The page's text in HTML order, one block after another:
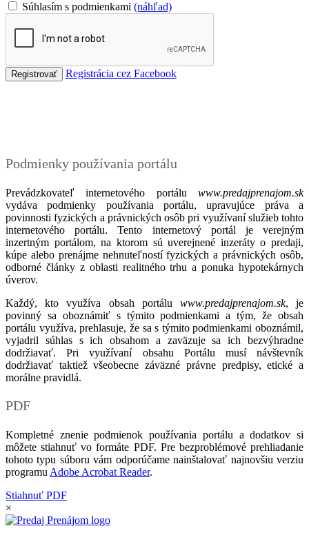
Súhlasím s podmienkami (náhľad)
Registrácia cez Facebook
Podmienky používania portálu
Prevádzkovateľ internetového portálu www.predajprenajom.sk
vydáva podmienky používania portálu, upravujúce práva a
povinnosti fyzických a právnických osôb pri využívaní služieb tohto
internetového portálu. Tento internetový portál je verejným
inzertným portálom, na ktorom sú uverejnené inzeráty o predaji,
kúpe alebo prenájme nehnuteľností fyzických a právnických osôb,
odborné články z oblasti realitného trhu a ponuka hypotekárnych
úverov.
Každý, kto využíva obsah portálu www.predajprenajom.sk, je
povinný sa oboznámiť s týmito podmienkami a tým, že obsah
portálu využíva, prehlasuje, že sa s týmito podmienkami oboznámil,
vyjadril súhlas s ich obsahom a zaväzuje sa ich bezvýhradne
dodržiavať. Pri využívaní obsahu Portálu musí návštevník
dodržiavať taktiež všeobecne záväzné právne predpisy, etické a
morálne pravidlá.
PDF
Kompletné znenie podmienok používania portálu a dodatkov si
môžete stiahnuť vo formáte PDF. Pre bezproblémové prehliadanie
tohoto typu súboru vám odporúčame nainštalovať najnovšiu verziu
programu Adobe Acrobat Reader.
Stiahnuť PDF
×